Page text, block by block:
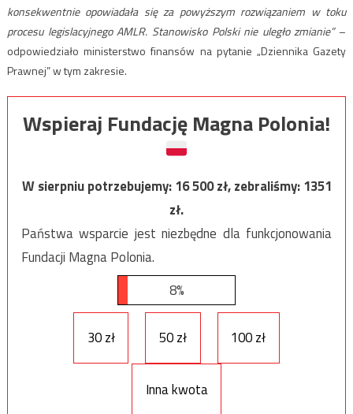
konsekwentnie opowiadała się za powyższym rozwiązaniem w toku
procesu legislacyjnego AMLR. Stanowisko Polski nie uległo zmianie”–
odpowiedziało ministerstwo finansów na pytanie „Dziennika Gazety
Prawnej” w tym zakresie.
Wspieraj Fundację Magna Polonia!
W sierpniu potrzebujemy:16 500zł, zebraliśmy:1351
zł.
Państwa wsparcie jest niezbędne dla funkcjonowania
Fundacji Magna Polonia.
8%
30 zł 50 zł 100 zł
Inna kwota